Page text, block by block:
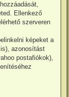
Ellenkező
szerveren
képeket a
azonosítást
postafiókok),